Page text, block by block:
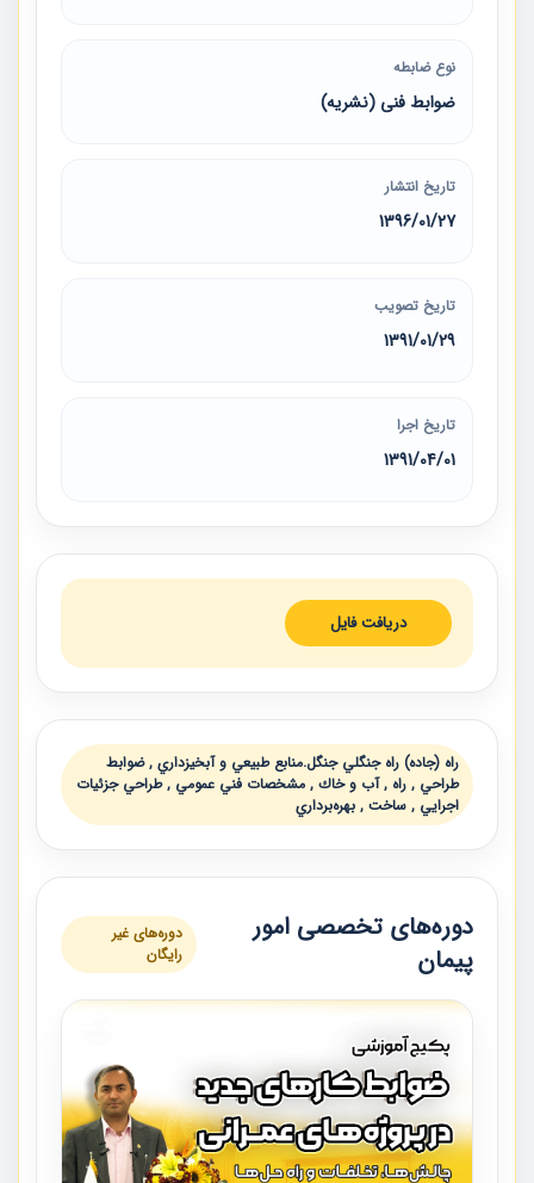
نوع ضابطه
ضوابط فنی (نشریه)
تاریخ انتشار
1396/01/27
تاریخ تصویب
1391/01/29
تاریخ اجرا
1391/04/01
دریافت فایل
راه (جاده) راه جنگلي جنگل.منابع طبيعي و آبخيزداري , ضوابط
طراحي , راه , آب و خاك , مشخصات فني عمومي , طراحي جزئيات
اجرايي , ساخت , بهره‌برداري
دوره‌های تخصصی امور
پیمان
دوره‌های غیر
رایگان